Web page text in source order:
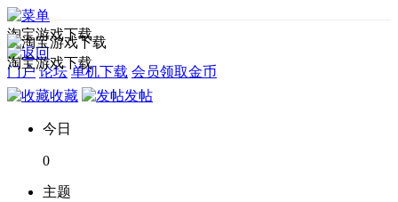
淘宝游戏下载
门户 论坛 单机下载 会员领取金币
淘宝游戏下载
收藏 发帖
今日
0
主题